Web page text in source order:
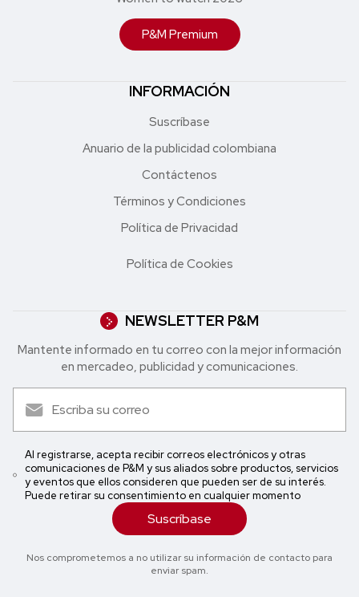
P&M Premium
INFORMACIÓN
Suscríbase
Anuario de la publicidad colombiana
Contáctenos
Términos y Condiciones
Política de Privacidad
Política de Cookies
NEWSLETTER P&M
Mantente informado en tu correo con la mejor in formación
en mercadeo, publicidad y comunicaciones.
Al registrarse, acepta recibir correos electrónicos y otras
comunicaciones de P&M y sus aliados sobre productos, servicios
y eventos que ellos consideren que pueden ser de su interés.
Puede retirar su consentimiento en cualquier momento
Suscríbase
Nos comprometemos a no utilizar su información de contacto para
enviar spam.